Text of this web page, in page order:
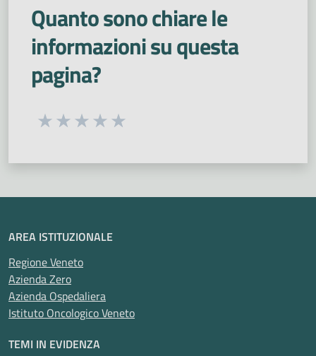
Quanto sono chiare le
informazioni su questa
pagina?
Seleziona una valutazione da 1 a 5 stelle
AREA ISTITUZIONALE
Regione Veneto
Azienda Zero
Azienda Ospedaliera
Istituto Oncologico Veneto
TEMI IN EVIDENZA